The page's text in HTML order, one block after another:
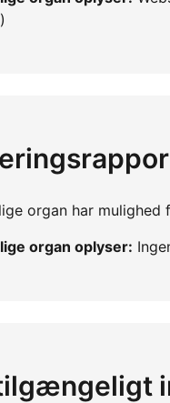
organ har mulighed
organ oplyser: